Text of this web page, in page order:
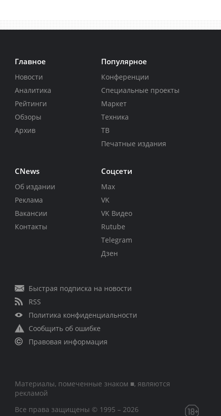
Главное
Новости
Аналитика
Рейтинги
Обзоры
Архив
Популярное
Конференции
Специальные проекты
Маркет
Техника
ТВ
Печатные издания
CNews
Об издании
Реклама
Вакансии
Контакты
Соцсети
Max
VK
VK Видео
Rutube
Telegram
Дзен
Быстрая подписка на новости
RSS
Политика конфиденциальности
Сообщить об ошибке
Правовая информация
Материалы, помеченные знаком ■, являются
рекламой
Все права защищены © 1995 – 2026